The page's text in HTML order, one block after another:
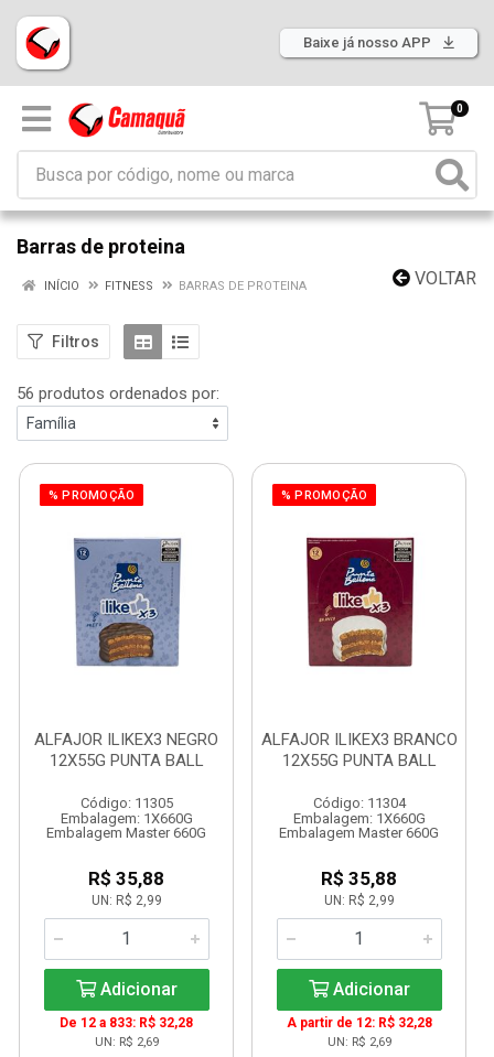
Baixe já nosso APP
0
Barras de proteina
VOLTAR
INÍCIO FITNESS BARRAS DE PROTEINA
Filtros
56 produtos ordenados por:
% PROMOÇÃO
ALFAJOR ILIKEX3 NEGRO
12X55G PUNTA BALL
Código: 11305
Embalagem: 1X660G
Embalagem Master 660G
R$ 35,88
UN: R$ 2,99
Adicionar
De 12 a 833: R$ 32,28
UN: R$ 2,69
% PROMOÇÃO
ALFAJOR ILIKEX3 BRANCO
12X55G PUNTA BALL
Código: 11304
Embalagem: 1X660G
Embalagem Master 660G
R$ 35,88
UN: R$ 2,99
Adicionar
A partir de 12: R$ 32,28
UN: R$ 2,69